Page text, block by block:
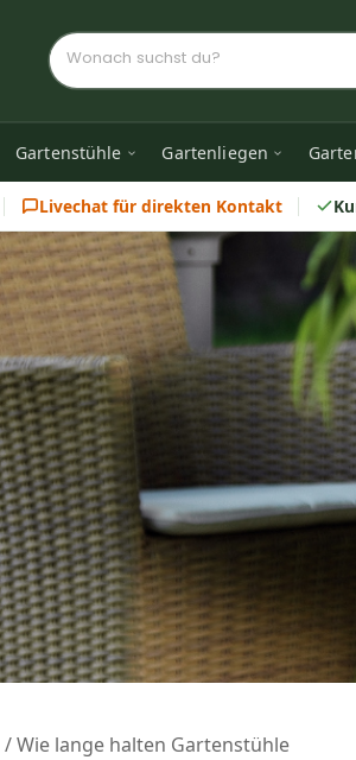
Gartenstühle Gartenliegen
Livechat für direkten Kontakt
/Wie lange halten Gartenstühle